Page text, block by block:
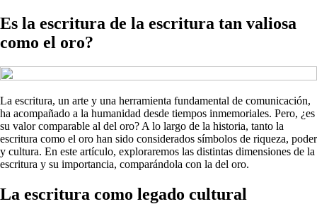
Es la escritura de la escritura tan valiosa
como el oro?
La escritura, un arte y una herramienta fundamental de comunicación,
ha acompañado a la humanidad desde tiempos inmemoriales. Pero, ¿es
su valor comparable al del oro? A lo largo de la historia, tanto la
escritura como el oro han sido considerados símbolos de riqueza, poder
y cultura. En este artículo, exploraremos las distintas dimensiones de la
escritura y su importancia, comparándola con la del oro.
La escritura como legado cultural